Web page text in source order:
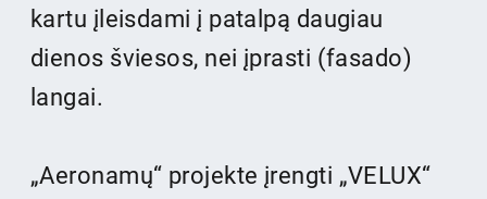
kartu įleisdami į patalpą daugiau
dienos šviesos, nei įprasti (fasado)
langai.
„Aeronamų“ projekte įrengti „VELUX“